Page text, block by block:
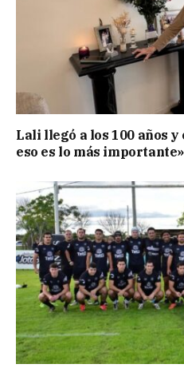
Lali llegó a los 100 años
eso es lo más importante»